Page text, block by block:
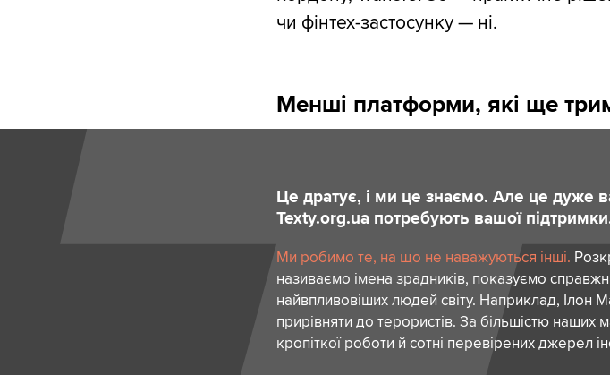
чи фінтех-застосунку — ні.
Менші платформи, які ще
Це дратує, і ми це знаємо. Але це дуже
Texty.org.ua потребують вашої
Ми робимо те, на що не наважуються інші.
називаємо імена зрадників, показуємо
найвпливовіших людей світу. Наприклад, Ілон
прирівняти до терористів. За більшістю наших
кропіткої роботи й сотні перевірених джерел